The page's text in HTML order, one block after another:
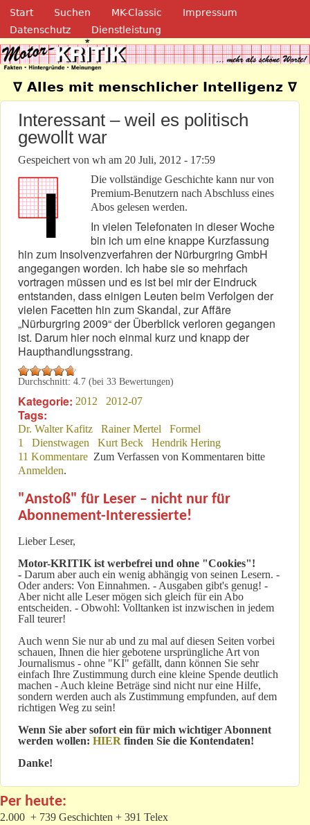
Direkt zum Inhalt
Navigation
Start Suchen MK-Classic
Impressum
Datenschutz
Dienstleistung
Motor-Kritik.de
∇ Alles mit menschlicher Intelligenz ∇
Interessant – weil es politisch
gewollt war
Gespeichert von wh am 20 Juli, 2012 - 17:59
Die vollständige Geschichte kann nur von
Premium-Benutzern nach Abschluss eines
Abos gelesen werden.
In vielen Telefonaten in dieser Woche
bin ich um eine knappe Kurzfassung
hin zum Insolvenzverfahren der Nürburgring GmbH
angegangen worden. Ich habe sie so mehrfach
vortragen müssen und es ist bei mir der Eindruck
entstanden, dass einigen Leuten beim Verfolgen der
vielen Facetten hin zum Skandal, zur Affäre
„Nürburgring 2009“ der Überblick verloren gegangen
ist. Darum hier noch einmal kurz und knapp der
Haupthandlungsstrang.
Durchschnitt: 4.7 (bei 33 Bewertungen)
Kategorie: 2012 2012-07
Tags:
Dr. Walter Kafitz Rainer Mertel
Formel
1
Dienstwagen Kurt Beck
Hendrik Hering
11 Kommentare Zum Verfassen von Kommentaren bitte
Anmelden.
"Anstoß" für Leser – nicht nur für
Abonnement-Interessierte!
Lieber Leser,
Motor-KRITIK ist werbefrei und ohne "Cookies"!
- Darum aber auch ein wenig abhängig von seinen Lesern. -
Oder anders: Von Einnahmen. - Ausgaben gibt's genug! -
Aber nicht alle Leser mögen sich gleich für ein Abo
entscheiden. - Obwohl: Volltanken ist inzwischen in jedem
Fall teurer!
Auch wenn Sie nur ab und zu mal auf diesen Seiten vorbei
schauen, Ihnen die hier gebotene ursprüngliche Art von
Journalismus - ohne "KI" gefällt, dann können Sie sehr
einfach Ihre Zustimmung durch eine kleine Spende deutlich
machen - Auch kleine Beträge sind nicht nur eine Hilfe,
sondern werden auch als Zustimmung empfunden, auf dem
richtigen Weg zu sein!
Wenn Sie aber sofort ein für mich wichtiger Abonnent
werden wollen: HIER finden Sie die Kontendaten!
Danke!
Per heute:
2.000 + 739 Geschichten + 391 Telex